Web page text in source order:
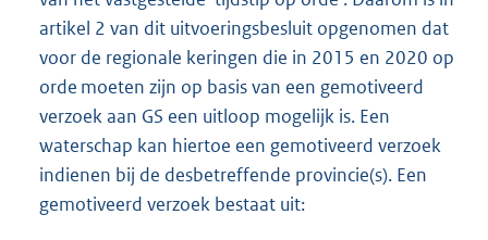
artikel 2 van dit uitvoeringsbesluit opgenomen dat
voor de regionale keringen die in 2015 en 2020 op
orde moeten zijn op basis van een gemotiveerd
verzoek aan GS een uitloop mogelijk is. Een
waterschap kan hiertoe een gemotiveerd verzoek
indienen bij de desbetreffende provincie(s). Een
gemotiveerd verzoek bestaat uit: